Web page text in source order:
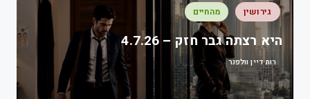
גירושין מהחיים
היא רצתה גבר חזק – 4.7.26
רות דיין וולפנר